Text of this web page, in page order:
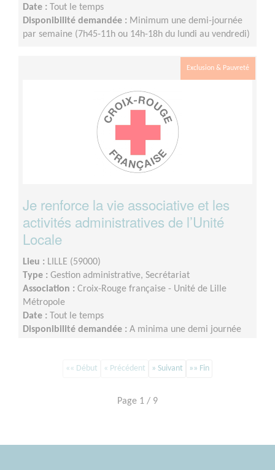
Date : Tout le temps
Disponibilité demandée : Minimum une demi-journée
par semaine (7h45-11h ou 14h-18h du lundi au vendredi)
Exclusion & Pauvreté
Je renforce la vie associative et les
activités administratives de l’Unité
Locale
Lieu : LILLE (59000)
Type : Gestion administrative, Secrétariat
Association : Croix-Rouge française - Unité de Lille
Métropole
Date : Tout le temps
Disponibilité demandée : A minima une demi journée
«« Début « Précédent » Suivant »» Fin
Page 1 / 9